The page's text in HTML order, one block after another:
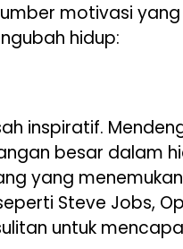
motivasi
hidup:
inspiratif.
besar dalam
yang
Steve Jobs,
untuk